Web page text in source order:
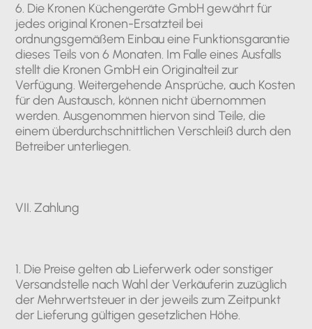
6. Die Kronen Küchengeräte GmbH gewährt für
jedes original Kronen-Ersatzteil bei
ordnungsgemäßem Einbau eine Funktionsgarantie
dieses Teils von 6 Monaten. Im Falle eines Ausfalls
stellt die Kronen GmbH ein Originalteil zur
Verfügung. Weitergehende Ansprüche, auch Kosten
für den Austausch, können nicht übernommen
werden. Ausgenommen hiervon sind Teile, die
einem überdurchschnittlichen Verschleiß durch den
Betreiber unterliegen.
VII. Zahlung
1. Die Preise gelten ab Lieferwerk oder sonstiger
Versandstelle nach Wahl der Verkäuferin zuzüglich
der Mehrwertsteuer in der jeweils zum Zeitpunkt
der Lieferung gültigen gesetzlichen Höhe.